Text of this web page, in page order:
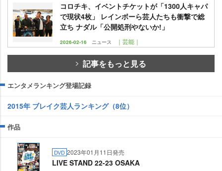
コロチキ、イベントチケットが「1300人キャパ
で現状4枚」 レインボーら芸人たちも衝撃で総
立ち ナダル「公開処刑やないか!」
2026-02-16 ニュース ｜芸能｜
記事をもっと見る
エンタメランキング登場記録
2015年 ブレイク芸人ランキング（8位）
作品
DVD 2023年01月11日発売
LIVE STAND 22-23 OSAKA